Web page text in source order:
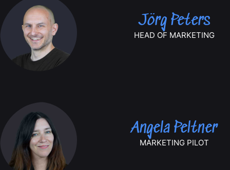
Jörg Peters
HEAD OF MARKETING
Angela Peltner
MARKETING PILOT